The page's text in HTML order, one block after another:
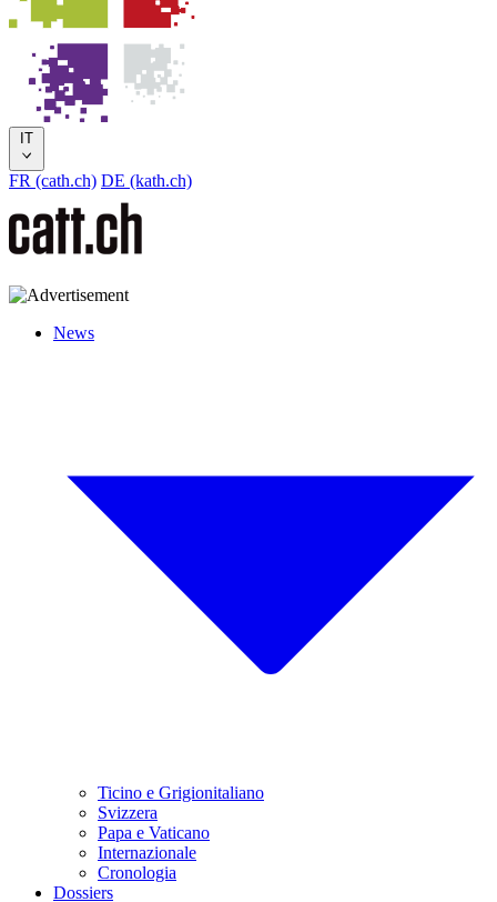
IT
FR (cath.ch) DE (kath.ch)
News
Ticino e Grigionitaliano
Svizzera
Papa e Vaticano
Internazionale
Cronologia
Dossiers